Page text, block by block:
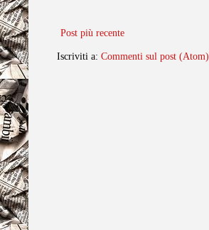
Post più recente
Iscriviti a: Commenti sul post (Atom)